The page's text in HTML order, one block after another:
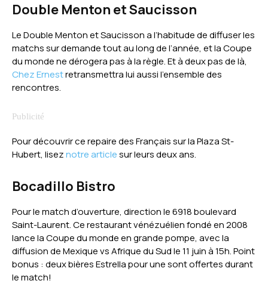
Double Menton et Saucisson
Le Double Menton et Saucisson a l’habitude de diffuser les
matchs sur demande tout au long de l’année, et la Coupe
du monde ne dérogera pas à la règle. Et à deux pas de là,
Chez Ernestretransmettra lui aussi l’ensemble des
rencontres.
Pour découvrir ce repaire des Français sur la Plaza St-
Hubert, liseznotre articlesur leurs deux ans.
Bocadillo Bistro
Pour le match d’ouverture, direction le 6918 boulevard
Saint-Laurent. Ce restaurant vénézuélien fondé en 2008
lance la Coupe du monde en grande pompe, avec la
diffusion de Mexique vs Afrique du Sud le 11 juin à 15h. Point
bonus : deux bières Estrella pour une sont offertes durant
le match!